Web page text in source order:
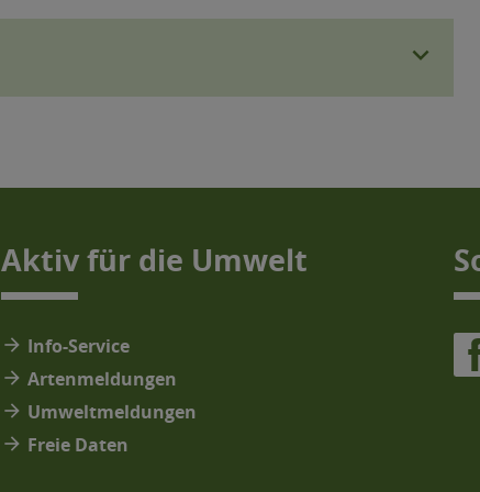
expand_more
Aktiv für die Umwelt
arrow_forward Info-Service
arrow_forward Artenmeldungen
arrow_forward Umweltmeldungen
arrow_forward Freie Daten